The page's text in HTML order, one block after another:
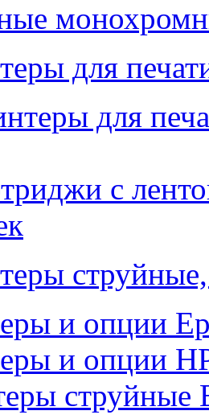
для
для
с
и опции
и опции
струйные